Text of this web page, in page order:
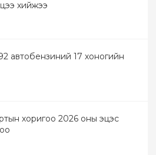
хийжээ
автобензиний 17 хоногийн
хоригоо 2026 оны эцэс